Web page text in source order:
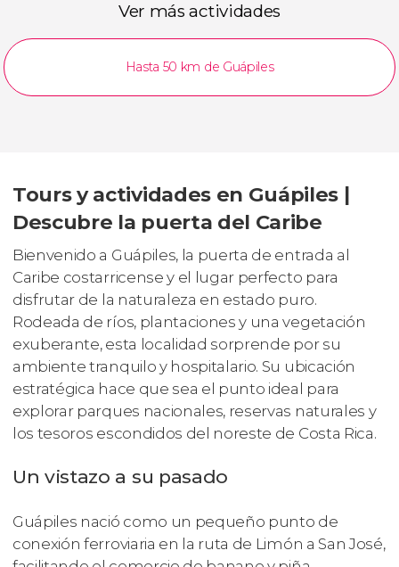
Ver más actividades
Hasta 50 km de Guápiles
Tours y actividades en Guápiles |
Descubre la puerta del Caribe
Bienvenido a Guápiles, la puerta de entrada al
Caribe costarricense y el lugar perfecto para
disfrutar de la naturaleza en estado puro.
Rodeada de ríos, plantaciones y una vegetación
exuberante, esta localidad sorprende por su
ambiente tranquilo y hospitalario. Su ubicación
estratégica hace que sea el punto ideal para
explorar parques nacionales, reservas naturales y
los tesoros escondidos del noreste de Costa Rica.
Un vistazo a su pasado
Guápiles nació como un pequeño punto de
conexión ferroviaria en la ruta de Limón a San José,